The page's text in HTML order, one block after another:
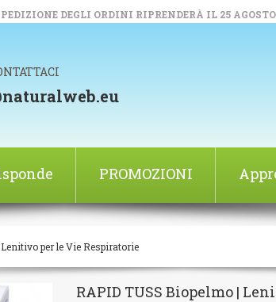
DEGLI ORDINI RIPRENDERÀ IL 25 AGOSTO
PROMOZIONI
per le Vie Respiratorie
RAPID TUSS Biopelmo |